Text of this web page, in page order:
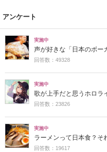
アンケート
実施中
声が好きな「日本のボー
回答数：49328
実施中
歌が上手だと思うホロラ
回答数：23826
実施中
ラーメンって日本食？そ
回答数：19617